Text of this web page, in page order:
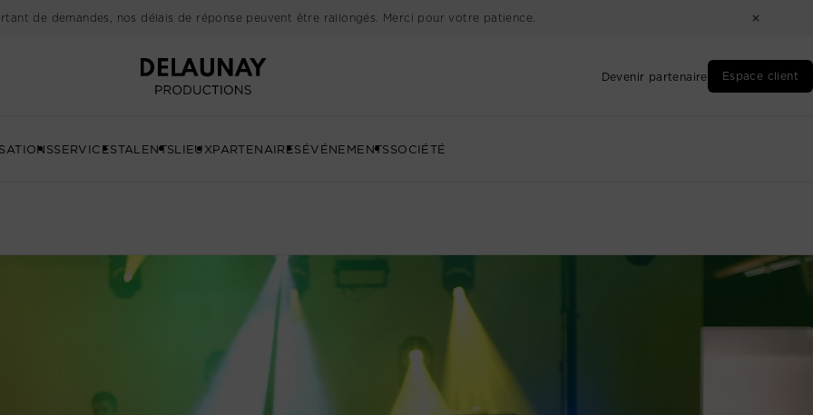
de demandes, nos délais de réponse peuvent être rallongés. Merci pour votre patience.
Devenir partenaire Espace client
SERVICESTALENTSLIEUXPARTENAIRESÉVÉNEMENTSSOCIÉTÉ